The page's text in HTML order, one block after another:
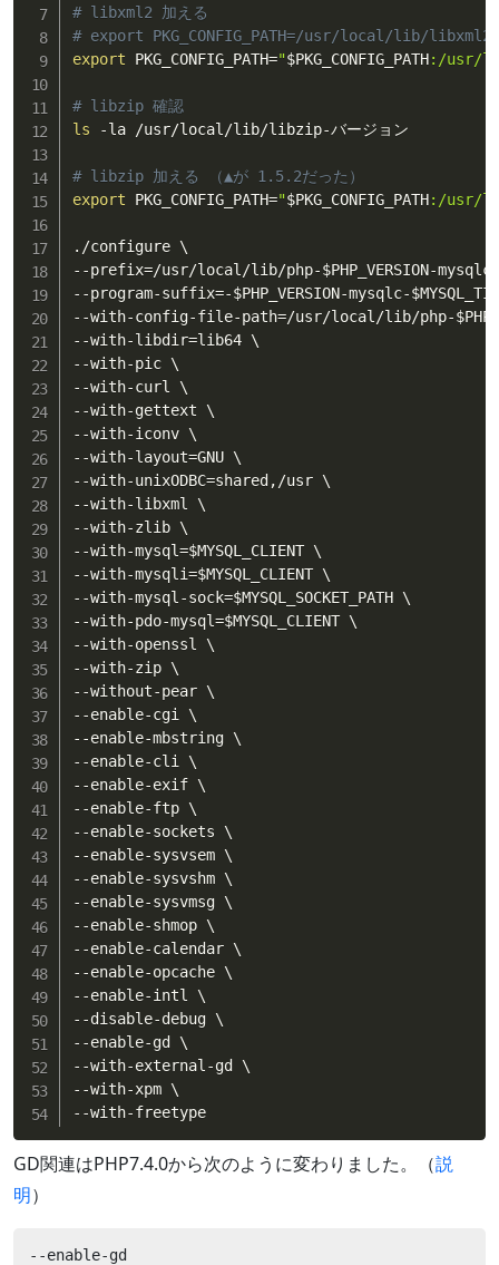
# libxml2 加える
# export PKG_CONFIG_PATH=/usr/local/lib/
export PKG_CONFIG_PATH="$PKG_CONFIG_PATH:/usr/
# libzip 確認
ls -la /usr/local/lib/libzip-バージョン
# libzip 加える （▲が 1.5.2だった）
export PKG_CONFIG_PATH="$PKG_CONFIG_PATH:/usr/
./configure \
--prefix=/usr/local/lib/php-$PHP_VERSION-
--program-suffix=-$PHP_VERSION-mysqlc-
--with-config-file-path=/usr/local/lib/php-
--with-libdir=lib64 \
--with-pic \
--with-curl \
--with-gettext \
--with-iconv \
--with-layout=GNU \
--with-unixODBC=shared,/usr \
--with-libxml \
--with-zlib \
--with-mysql=$MYSQL_CLIENT \
--with-mysqli=$MYSQL_CLIENT \
--with-mysql-sock=$MYSQL_SOCKET_PATH \
--with-pdo-mysql=$MYSQL_CLIENT \
--with-openssl \
--with-zip \
--without-pear \
--enable-cgi \
--enable-mbstring \
--enable-cli \
--enable-exif \
--enable-ftp \
--enable-sockets \
--enable-sysvsem \
--enable-sysvshm \
--enable-sysvmsg \
--enable-shmop \
--enable-calendar \
--enable-opcache \
--enable-intl \
--disable-debug \
--enable-gd \
--with-external-gd \
--with-xpm \
--with-freetype
GD関連はPHP7.4.0から次のように変わりました。（説
明）
--enable-gd